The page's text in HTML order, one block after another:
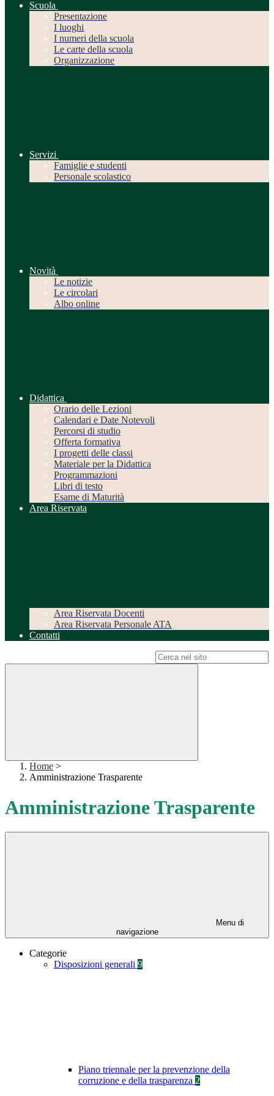
Scuola
Presentazione
I luoghi
I numeri della scuola
Le carte della scuola
Organizzazione
Servizi
Famiglie e studenti
Personale scolastico
Novità
Le notizie
Le circolari
Albo online
Didattica
Orario delle Lezioni
Calendari e Date Notevoli
Percorsi di studio
Offerta formativa
I progetti delle classi
Materiale per la Didattica
Programmazioni
Libri di testo
Esame di Maturità
Area Riservata
Area Riservata Docenti
Area Riservata Personale ATA
Contatti
Home >
Amministrazione Trasparente
Amministrazione Trasparente
Menu di
navigazione
Categorie
Disposizioni generali 9
Piano triennale per la prevenzione della
corruzione e della trasparenza 2